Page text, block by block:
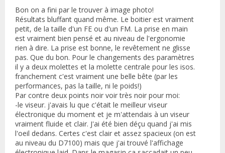
Bon on a fini par le trouver à image photo!
Résultats bluffant quand même. Le boitier est vraiment
petit, de la taille d'un FE ou d'un FM. La prise en main
est vraiment bien pensé et au niveau de l'ergonomie
rien à dire. La prise est bonne, le revêtement ne glisse
pas. Que du bon. Pour le changements des paramètres
il y a deux molettes et la molette centrale pour les isos.
franchement c'est vraiment une belle bête (par les
performances, pas la taille, ni le poids!)
Par contre deux points noir voir très noir pour moi:
-le viseur. j'avais lu que c'était le meilleur viseur
électronique du moment et je m'attendais à un viseur
vraiment fluide et clair. J'ai été bien déçu quand j'ai mis
l'oeil dedans. Certes c'est clair et assez spacieux (on est
au niveau du D7100) mais que j'ai trouvé l'affichage